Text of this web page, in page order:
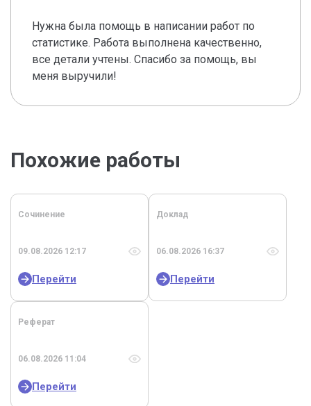
Нужна была помощь в написании работ по
статистике. Работа выполнена качественно,
все детали учтены. Спасибо за помощь, вы
меня выручили!
Похожие работы
Сочинение
09.08.2026 12:17
Перейти
Доклад
06.08.2026 16:37
Перейти
Реферат
06.08.2026 11:04
Перейти